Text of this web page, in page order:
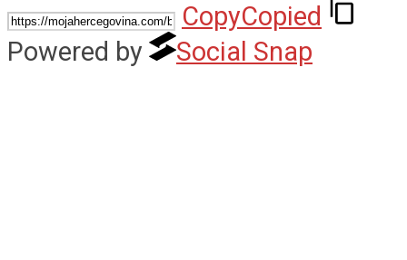
CopyCopied
Powered by
Social Snap